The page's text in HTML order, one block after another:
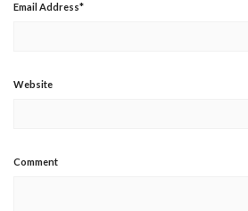
Email Address*
Website
Comment